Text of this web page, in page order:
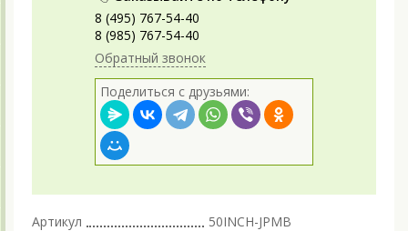
8 (495) 767-54-40
8 (985) 767-54-40
Обратный звонок
Поделиться с друзьями:
Артикул
50INCH-JPMB